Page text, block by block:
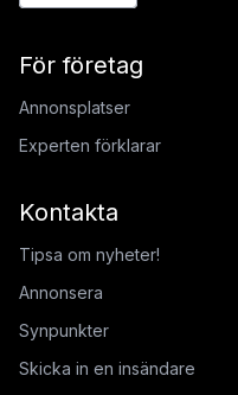
För företag
Annonsplatser
Experten förklarar
Kontakta
Tipsa om nyheter!
Annonsera
Synpunkter
Skicka in en insändare